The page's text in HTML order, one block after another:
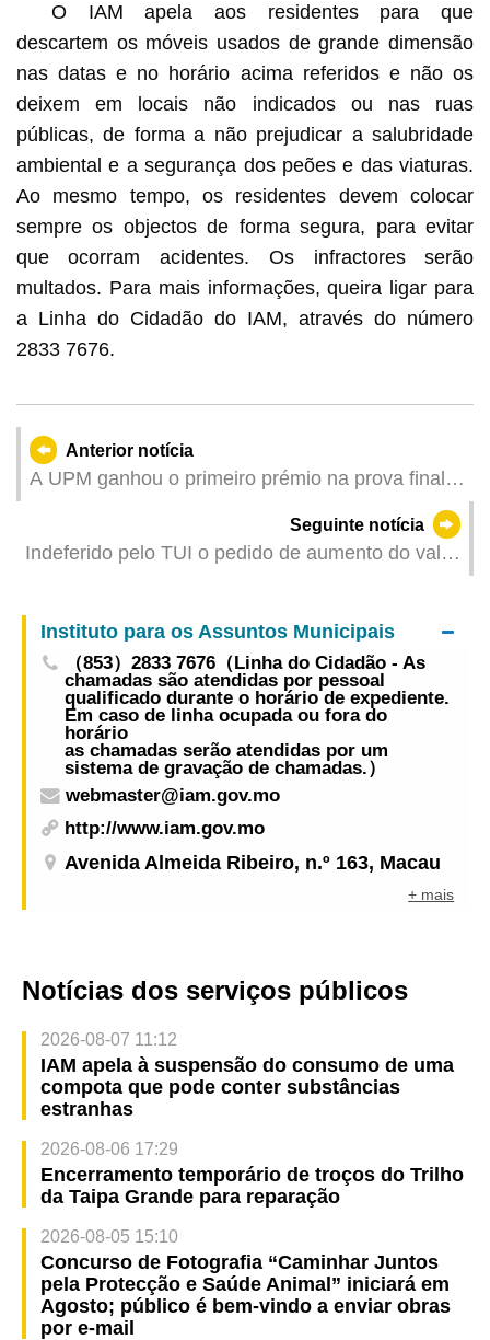
O IAM apela aos residentes para que
descartem os móveis usados de grande dimensão
nas datas e no horário acima referidos e não os
deixem em locais não indicados ou nas ruas
públicas, de forma a não prejudicar a salubridade
ambiental e a segurança dos peões e das viaturas.
Ao mesmo tempo, os residentes devem colocar
sempre os objectos de forma segura, para evitar
que ocorram acidentes. Os infractores serão
multados. Para mais informações, queira ligar para
a Linha do Cidadão do IAM, através do número
2833 7676.
Anterior notícia
A UPM ganhou o primeiro prémio na prova final
do “19.º Concurso de Invenção Informática para
Estudantes Universitários dos Dois Lados do
Estreito, de Hong Kong e de Macau”
Seguinte notícia
Indeferido pelo TUI o pedido de aumento do valor
Instituto para os Assuntos Municipais
（853）2833 7676（Linha do Cidadão - As
chamadas são atendidas por pessoal
qualificado durante o horário de expediente.
Em caso de linha ocupada ou fora do
horário
as chamadas serão atendidas por um
sistema de gravação de chamadas.）
webmaster@iam.gov.mo
http://www.iam.gov.mo
Avenida Almeida Ribeiro, n.º 163, Macau
+ mais
Notícias dos serviços públicos
2026-08-07 11:12
IAM apela à suspensão do consumo de uma
compota que pode conter substâncias
estranhas
2026-08-06 17:29
Encerramento temporário de troços do Trilho
da Taipa Grande para reparação
2026-08-05 15:10
Concurso de Fotografia “Caminhar Juntos
pela Protecção e Saúde Animal” iniciará em
Agosto; público é bem-vindo a enviar obras
por e-mail